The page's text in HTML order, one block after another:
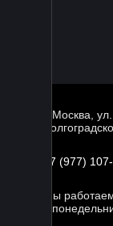
г. Москва,
+7 (977)
Мы
с